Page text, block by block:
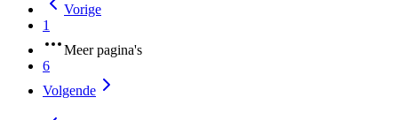
Vorige
1
Meer pagina's
6
Volgende